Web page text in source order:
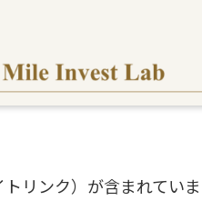
リンク）が含まれてい